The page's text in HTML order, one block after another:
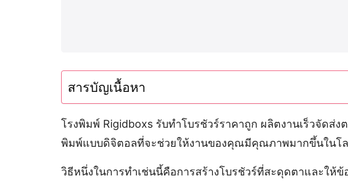
สารบัญเนื้อหา
โรงพิมพ์ Rigidboxs รับทำโบรชัวร์ราคาถูก ผลิตงานเร็วจัด
พิมพ์แบบดิจิตอลที่จะช่วยให้งานของคุณมีคุณภาพมากขึ้นในโล
วิธีหนึ่งในการทำเช่นนี้คือการสร้างโบรชัวร์ที่สะดุดตาและให้